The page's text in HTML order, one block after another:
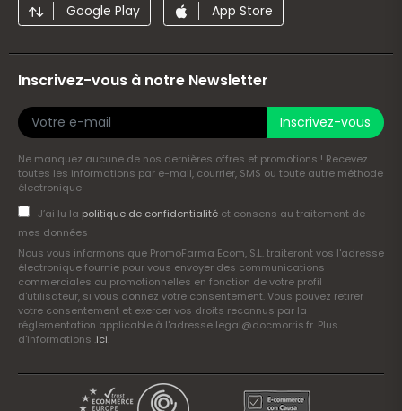
Google Play App Store
Inscrivez-vous à notre Newsletter
Inscrivez-vous
Ne manquez aucune de nos dernières offres et promotions ! Recevez
toutes les informations par e-mail, courrier, SMS ou toute autre méthode
électronique
J’ai lu la politique de confidentialité et consens au traitement de
mes données
Nous vous informons que PromoFarma Ecom, S.L. traiteront vos l'adresse
électronique fournie pour vous envoyer des communications
commerciales ou promotionnelles en fonction de votre profil
d'utilisateur, si vous donnez votre consentement. Vous pouvez retirer
votre consentement et exercer vos droits reconnus par la
réglementation applicable à l'adresse legal@docmorris.fr. Plus
d'informations .ici.